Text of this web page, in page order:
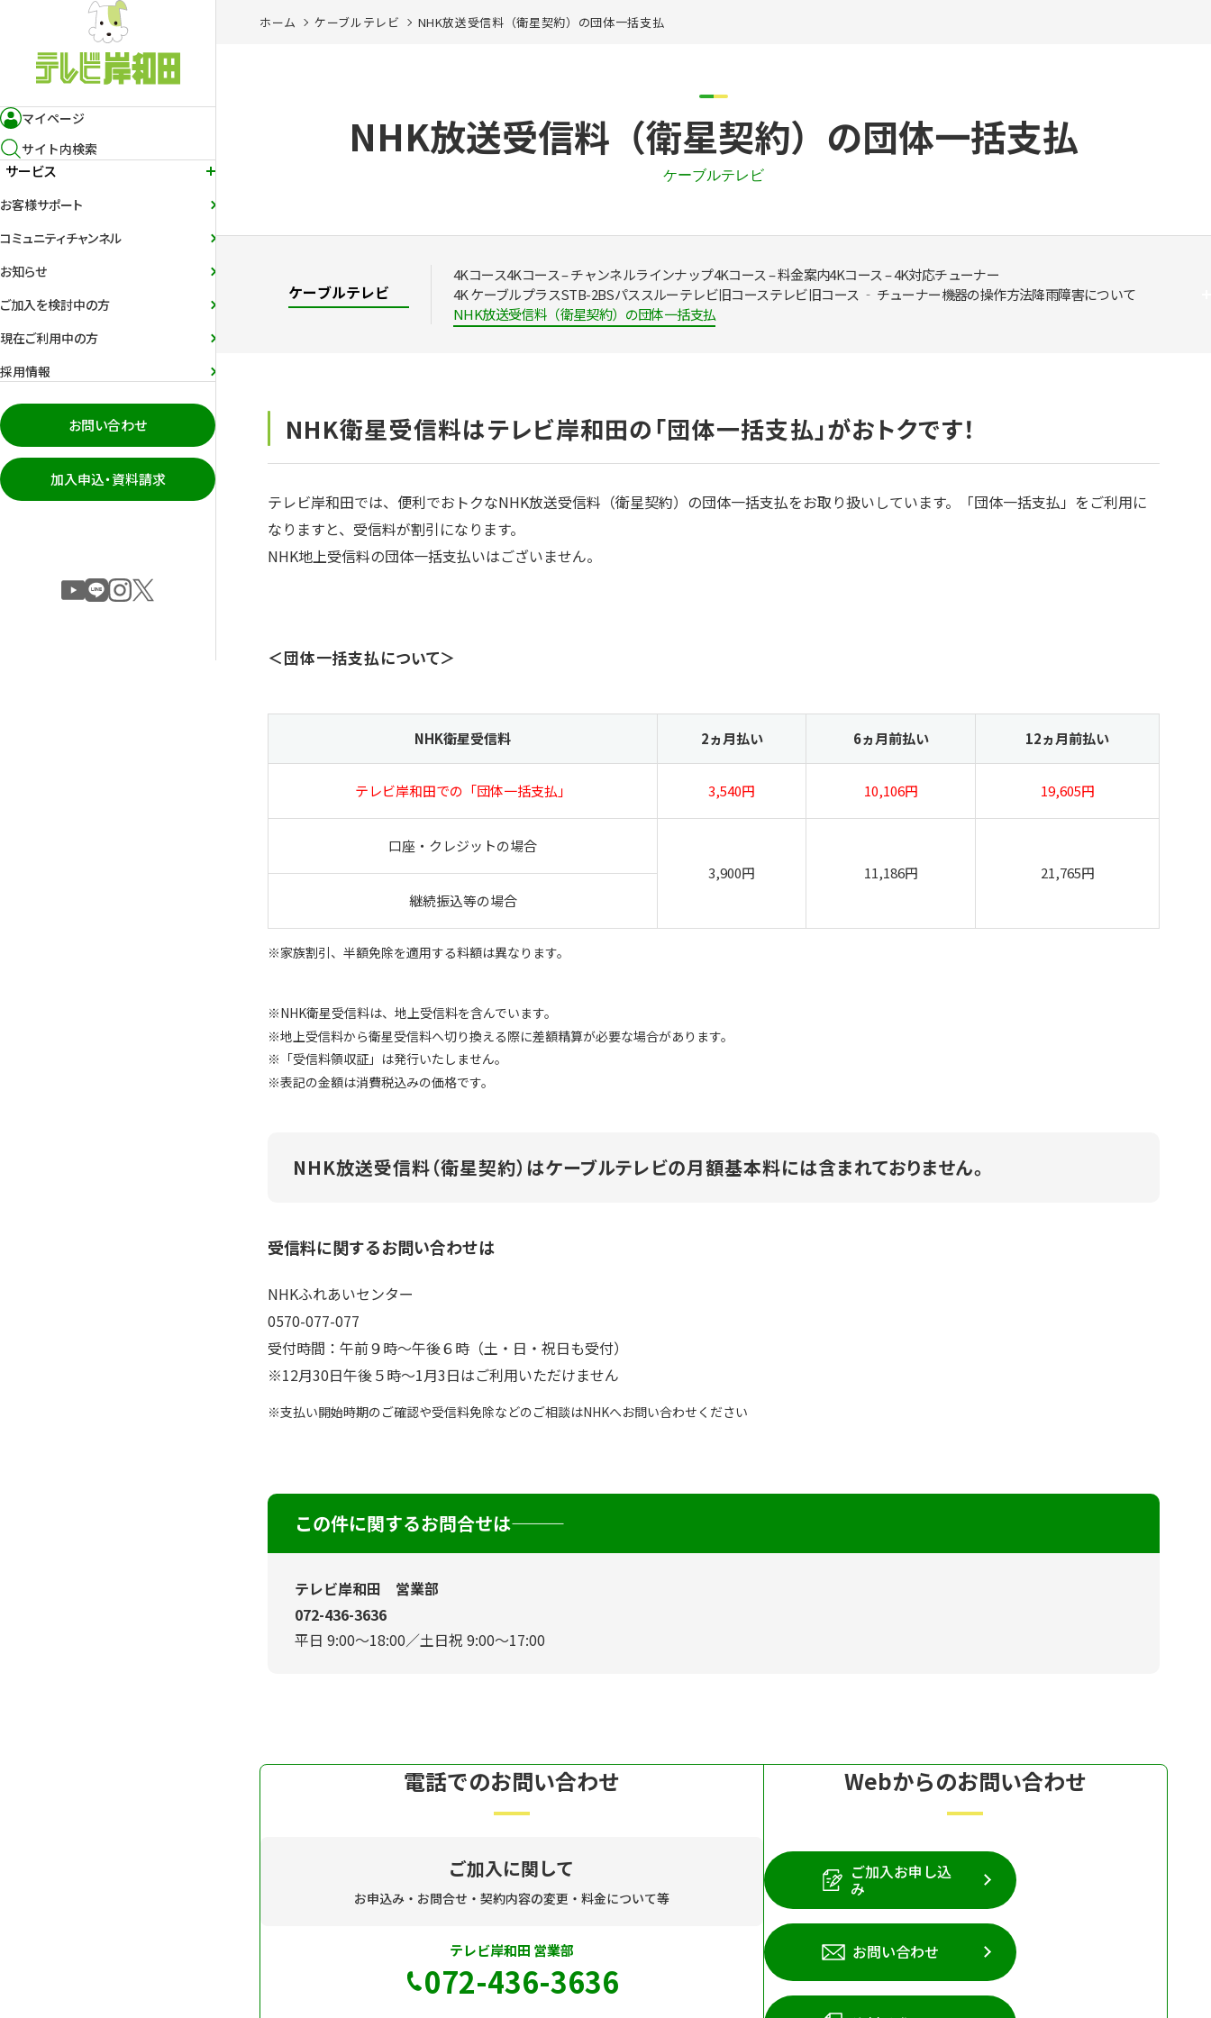
マイページ
サイト内検索
サービス
お客様サポート
コミュニティチャンネル
お知らせ
ご加入を検討中の方
現在ご利用中の方
採用情報
お問い合わせ
加入申込・資料請求
ホーム ケーブルテレビ NHK放送受信料（衛星契約）の団体一括支払
NHK放送受信料（衛星契約）の団体一括支払
ケーブルテレビ
ケーブルテレビ
4Kコース4Kコース – チャンネルラインナップ4Kコース – 料金案内4Kコース – 4K対応チューナー
4K ケーブルプラスSTB-2BSパススルーテレビ旧コーステレビ旧コース ‐ チューナー機器の操作方法降雨障害について
NHK放送受信料（衛星契約）の団体一括支払
NHK衛星受信料はテレビ岸和田の「団体一括支払」がおトクです！
テレビ岸和田では、便利でおトクなNHK放送受信料（衛星契約）の団体一括支払をお取り扱いしています。
「団体一括支払」をご利用に
なりますと、受信料が割引になります。
NHK地上受信料の団体一括支払いはございません。
＜団体一括支払について＞
NHK衛星受信料 2ヵ月払い 6ヵ月前払い 12ヵ月前払い
テレビ岸和田での「団体一括支払」 3,540円 10,106円 19,605円
口座・クレジットの場合
3,900円
11,186円
21,765円
継続振込等の場合
家族割引、半額免除を適用する料額は異なります。
NHK衛星受信料は、地上受信料を含んでいます。
地上受信料から衛星受信料へ切り換える際に差額精算が必要な場合があります。
「受信料領収証 」は発行いたしません。
表記の金額は消費税込みの価格です。
NHK放送受信料（衛星契約）はケーブルテレビの月額基本料には含まれておりません。
受信料に関するお問い合わせは
NHKふれあいセンター
0570-077-077
受付時間：午前９時～午後６時（土・日・祝日も受付）
※12月30日午後５時～1月3日はご利用いただけません
支払い開始時期のご確認や受信料免除などのご相談はNHKへお問い合わせください
この件に関するお問合せは―――
テレビ岸和田 営業部
072-436-3636
平日 9:00～18:00／土日祝 9:00～17:00
電話でのお問い合わせ
ご加入に関して
お申込み・お問合せ・契約内容の変更・料金について等
テレビ岸和田 営業部
072-436-3636
Webからのお問い合わせ
ご加入お申し込
み
お問い合わせ